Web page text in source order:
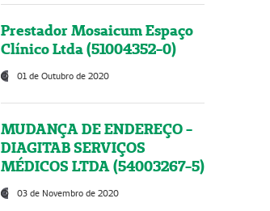
Prestador Mosaicum Espaço
Clínico Ltda (51004352-0)
01 de Outubro de 2020
MUDANÇA DE ENDEREÇO -
DIAGITAB SERVIÇOS
MÉDICOS LTDA (54003267-5)
03 de Novembro de 2020